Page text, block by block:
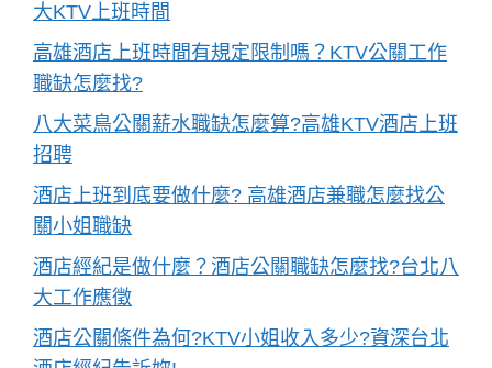
大KTV上班時間
高雄酒店上班時間有規定限制嗎？KTV公關工作
職缺怎麼找?
八大菜鳥公關薪水職缺怎麼算?高雄KTV酒店上班
招聘
酒店上班到底要做什麼? 高雄酒店兼職怎麼找公
關小姐職缺
酒店經紀是做什麼？酒店公關職缺怎麼找?台北八
大工作應徵
酒店公關條件為何?KTV小姐收入多少?資深台北